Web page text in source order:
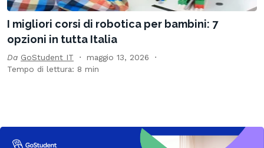
I migliori corsi di robotica per bambini: 7
opzioni in tutta Italia
Da GoStudent IT
maggio 13, 2026
Tempo di lettura: 8 min